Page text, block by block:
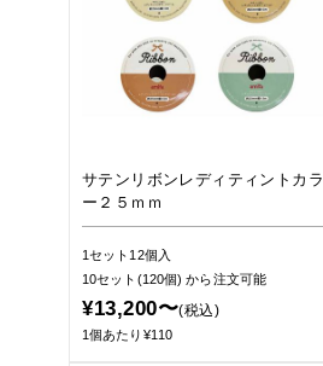
サテンリボンレディティントカラ
ー２５ｍｍ
1セット12個入
10セット(120個)から注文可能
¥13,200〜(税込)
1個あたり¥110